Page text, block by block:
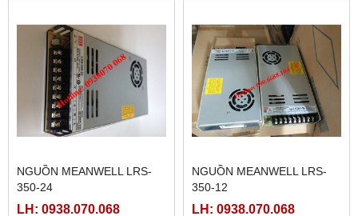
FATEK FBS-40MCR2-AC
LH: 0938.070.068
FATEK FBS-32MCR2-AC,
FBS-32MCT2-AC
LH: 0938.070.068